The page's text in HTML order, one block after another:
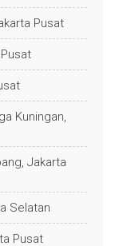
Pusat
Pusat
Kuningan,
Jakarta
Selatan
Pusat